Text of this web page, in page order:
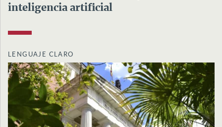
inteligencia artificial
LENGUAJE CLARO